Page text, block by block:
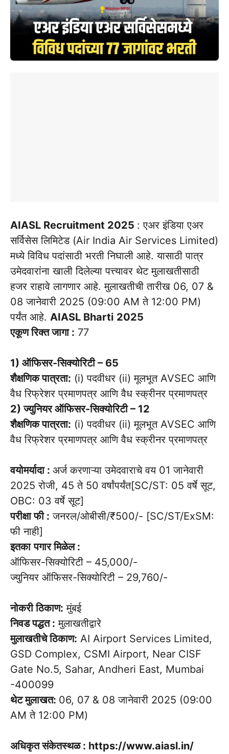
AIASL Recruitment 2025 : एअर इंडिया एअर
सर्विसेस लिमिटेड (Air India Air Services Limited)
मध्ये विविध पदांसाठी भरती निघाली आहे. यासाठी पात्र
उमेदवारांना खाली दिलेल्या पत्त्यावर थेट मुलाखतीसाठी
हजर राहावे लागणार आहे. मुलाखतीची तारीख 06, 07 &
08 जानेवारी 2025 (09:00 AM ते 12:00 PM)
पर्यंत आहे. AIASL Bharti 2025
एकूण रिक्त जागा : 77
1) ऑफिसर-सिक्योरिटी – 65
शैक्षणिक पात्रता: (i) पदवीधर (ii) मूलभूत AVSEC आणि
वैध रिफ्रेशर प्रमाणपत्र आणि वैध स्क्रीनर प्रमाणपत्र
2) ज्युनियर ऑफिसर-सिक्योरिटी – 12
शैक्षणिक पात्रता: (i) पदवीधर (ii) मूलभूत AVSEC आणि
वैध रिफ्रेशर प्रमाणपत्र आणि वैध स्क्रीनर प्रमाणपत्र
वयोमर्यादा : अर्ज करणाऱ्या उमेदवाराचे वय 01 जानेवारी
2025 रोजी, 45 ते 50 वर्षांपर्यंत[SC/ST: 05 वर्षे सूट,
OBC: 03 वर्षे सूट]
परीक्षा फी : जनरल/ओबीसी/₹500/- [SC/ST/ExSM:
फी नाही]
इतका पगार मिळेल :
ऑफिसर-सिक्योरिटी – 45,000/-
ज्युनियर ऑफिसर-सिक्योरिटी – 29,760/-
नोकरी ठिकाण: मुंबई
निवड पद्धत : मुलाखतीद्वारे
मुलाखतीचे ठिकाण: AI Airport Services Limited,
GSD Complex, CSMI Airport, Near CISF
Gate No.5, Sahar, Andheri East, Mumbai
-400099
थेट मुलाखत: 06, 07 & 08 जानेवारी 2025 (09:00
AM ते 12:00 PM)
अधिकृत संकेतस्थळ : https://www.aiasl.in/